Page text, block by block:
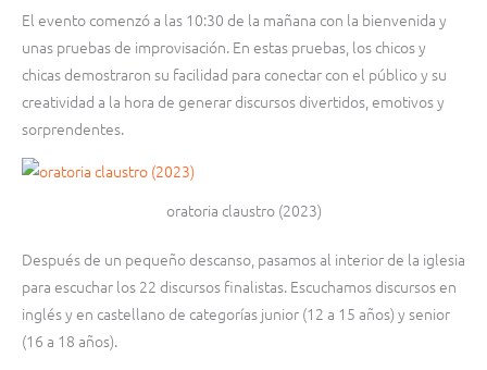
El evento comenzó a las 10:30 de la mañana con la bienvenida y
unas pruebas de improvisación. En estas pruebas, los chicos y
chicas demostraron su facilidad para conectar con el público y su
creatividad a la hora de generar discursos divertidos, emotivos y
sorprendentes.
oratoria claustro (2023)
Después de un pequeño descanso, pasamos al interior de la iglesia
para escuchar los 22 discursos finalistas. Escuchamos discursos en
inglés y en castellano de categorías junior (12 a 15 años) y senior
(16 a 18 años).